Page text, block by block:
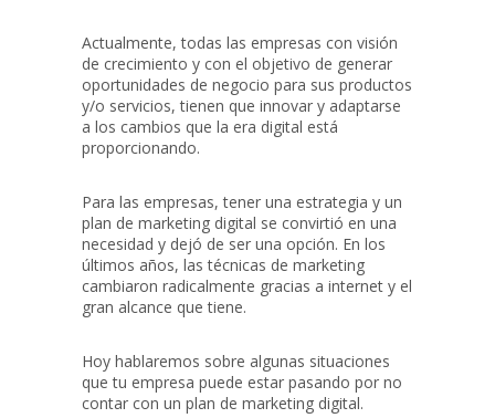
Actualmente, todas las empresas con visión
de crecimiento y con el objetivo de generar
oportunidades de negocio para sus productos
y/o servicios, tienen que innovar y adaptarse
a los cambios que la era digital está
proporcionando.
Para las empresas, tener una estrategia y un
plan de marketing digital se convirtió en una
necesidad y dejó de ser una opción. En los
últimos años, las técnicas de marketing
cambiaron radicalmente gracias a internet y el
gran alcance que tiene.
Hoy hablaremos sobre algunas situaciones
que tu empresa puede estar pasando por no
contar con un plan de marketing digital.